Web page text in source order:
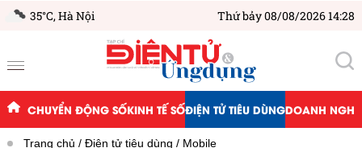
35°C,Hà Nội Thứ bảy 08/08/2026 14:28
CHUYỂN ĐỘNG SỐKINH TẾ SỐĐIỆN TỬ TIÊU DÙNGDOANH
Trang chủ Điện tử tiêu dùng Mobile